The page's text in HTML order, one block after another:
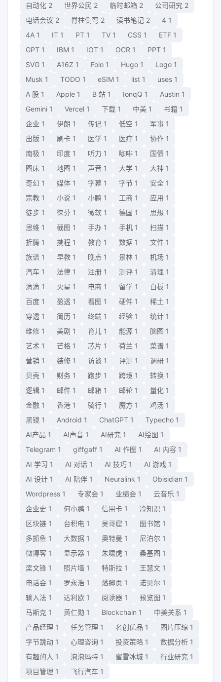
自动化 2 世界公民 2 临时邮箱 2 公司研究 2
电话会议 2 脊柱侧弯 2 读书笔记 2 4 1
4A 1 IT 1 PT 1 TV 1 CSS 1 ETF 1
GPT 1 IBM 1 IOT 1 OCR 1 PPT 1
SVG 1 A16Z 1 Folo 1 Hugo 1 Logo 1
Musk 1 TODO 1 eSIM 1 list 1 uses 1
A 股 1 Apple 1 B 站 1 IonqQ 1 Austin 1
Gemini 1 Vercel 1 下载 1 中美 1 书籍 1
企业 1 伊朗 1 传记 1 低空 1 军事 1
出版 1 刷卡 1 医学 1 医疗 1 协作 1
南极 1 印度 1 听力 1 咖啡 1 国债 1
图床 1 地图 1 声音 1 大学 1 大神 1
奇幻 1 媒体 1 字幕 1 字节 1 安全 1
宗教 1 小说 1 小鹏 1 工商 1 应用 1
徒步 1 徕芬 1 微软 1 德国 1 思想 1
思维 1 截图 1 手办 1 手机 1 扫描 1
折腾 1 携程 1 教育 1 数据 1 文件 1
族谱 1 早教 1 晚点 1 景林 1 机场 1
汽车 1 法律 1 注册 1 测评 1 清理 1
滴滴 1 火星 1 电商 1 留学 1 白板 1
百度 1 盈透 1 看图 1 硬件 1 稀土 1
穿透 1 简历 1 终端 1 经验 1 统计 1
维修 1 美剧 1 育儿 1 能源 1 脑图 1
艺术 1 芒格 1 芯片 1 荷兰 1 菜谱 1
营销 1 装修 1 访谈 1 评测 1 调研 1
贝壳 1 财务 1 跑步 1 跨境 1 转换 1
逻辑 1 邮件 1 邮箱 1 邮轮 1 量化 1
金融 1 香港 1 骑行 1 魔方 1 鸡汤 1
黑镜 1 Android 1 ChatGPT 1 Typecho 1
AI产品 1 AI声音 1 AI研究 1 AI绘图 1
Telegram 1 giffgaff 1 AI 作图 1 AI 内容 1
AI 学习 1 AI 对话 1 AI 技巧 1 AI 游戏 1
AI 设计 1 AI 陪伴 1 Neuralink 1 Obisidian 1
Wordpress 1 专家会 1 业绩会 1 云音乐 1
企业史 1 何小鹏 1 信用卡 1 冷知识 1
区块链 1 台积电 1 吴哥窟 1 图书馆 1
多抓鱼 1 大数据 1 奥特曼 1 尼泊尔 1
微博客 1 显示器 1 朱啸虎 1 桑基图 1
梁文锋 1 照片墙 1 特斯拉 1 王慧文 1
电话会 1 罗永浩 1 落脚页 1 诺贝尔 1
输入法 1 达利欧 1 阅读器 1 预览图 1
马斯克 1 黄仁勋 1 Blockchain 1 中美关系 1
产品经理 1 任务管理 1 名创优品 1 图片压缩 1
字节跳动 1 心理咨询 1 投资策略 1 数据分析 1
有趣的人 1 泡泡玛特 1 蜜雪冰城 1 行业研究 1
项目管理 1 飞行汽车 1